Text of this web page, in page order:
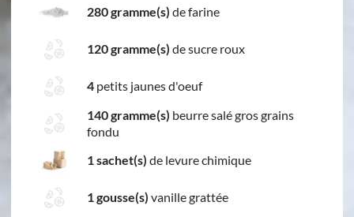
280 gramme(s) de farine
120 gramme(s) de sucre roux
4 petits jaunes d'oeuf
140 gramme(s) beurre salé gros grains
fondu
1 sachet(s) de levure chimique
1 gousse(s) vanille grattée